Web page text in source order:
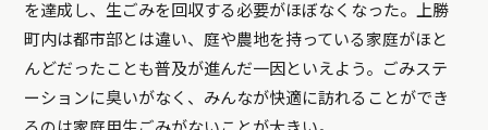
を達成し、生ごみを回収する必要がほぼなくなった。上勝
町内は都市部とは違い、庭や農地を持っている家庭がほと
んどだったことも普及が進んだ一因といえよう。ごみステ
ーションに臭いがなく、みんなが快適に訪れることができ